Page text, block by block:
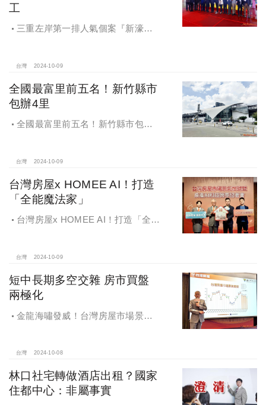
工
三重左岸第一排人氣個案『新濠漾III
台灣 2024-10-09
全國最富里前五名！新竹縣市
包辦4里
全國最富里前五名！新竹縣市包辦4
台灣 2024-10-09
台灣房屋x HOMEE AI！打造
「全能魔法家」
台灣房屋x HOMEE AI！打造「全能
台灣 2024-10-09
短中長期多空交雜 房市買盤
兩極化
金龍海嘯發威！台灣房屋市場景氣
望全壘打
台灣 2024-10-08
林口社宅轉做酒店出租？國家
住都中心：非屬事實